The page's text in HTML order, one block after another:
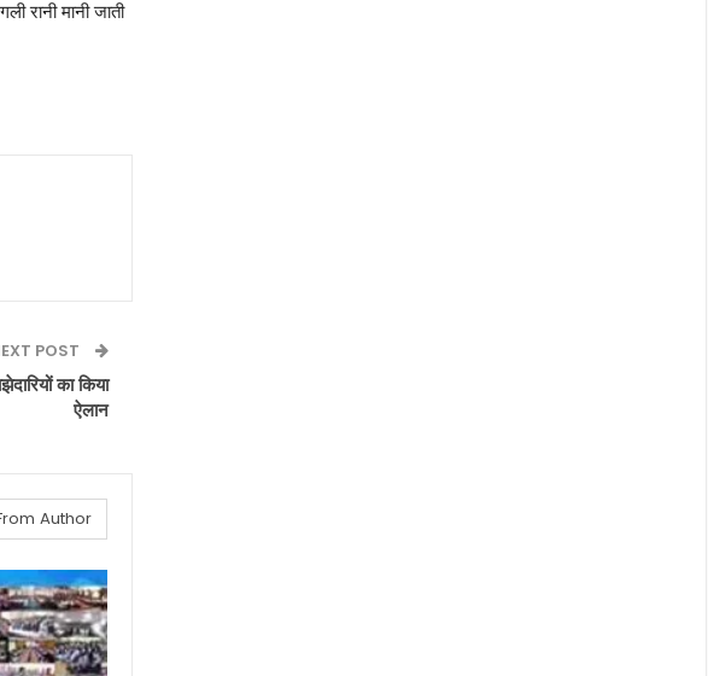
रानी मानी जाती
POST
का किया
ऐलान
Author